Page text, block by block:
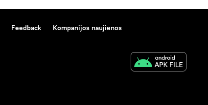
Feedback Kompanijos naujienos